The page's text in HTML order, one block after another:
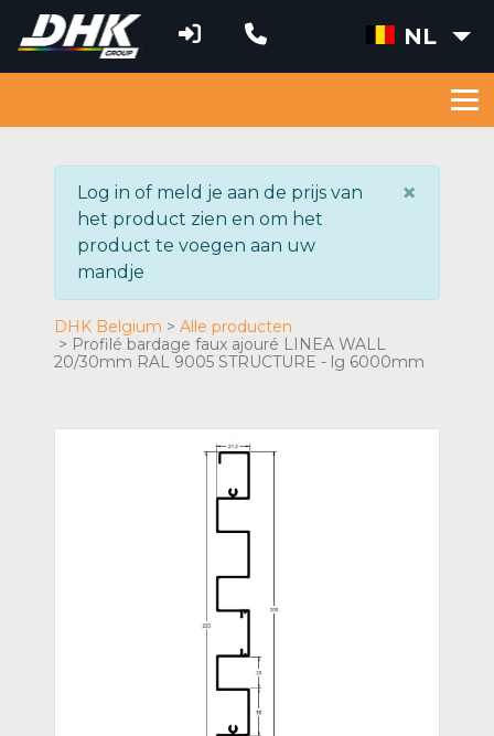
NL
×
Log in of meld je aan de prijs van
het product zien en om het
product te voegen aan uw
mandje
DHK Belgium
Alle producten
Profilé bardage faux ajouré LINEA WALL
20/30mm RAL 9005 STRUCTURE - lg 6000mm